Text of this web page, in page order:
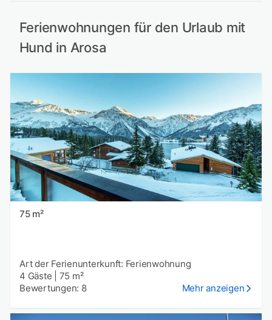
Ferienwohnungen für den Urlaub mit
Hund in Arosa
75 m²
Art der Ferienunterkunft: Ferienwohnung
4 Gäste
75 m²
Bewertungen: 8
Mehr anzeigen